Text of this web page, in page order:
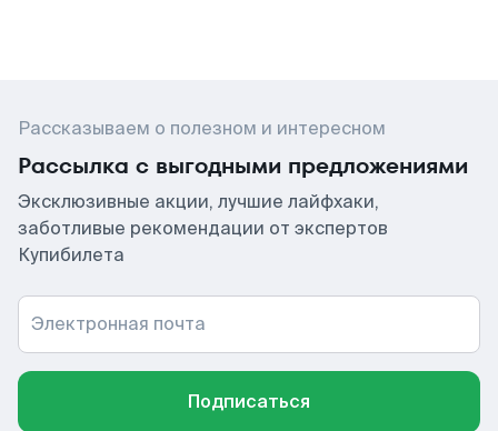
Рассказываем о полезном и интересном
Рассылка с выгодными предложениями
Эксклюзивные акции, лучшие лайфхаки,
заботливые рекомендации от экспертов
Купибилета
Электронная почта
Подписаться